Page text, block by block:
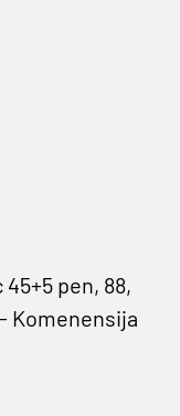
pen, 88,
Komenensija